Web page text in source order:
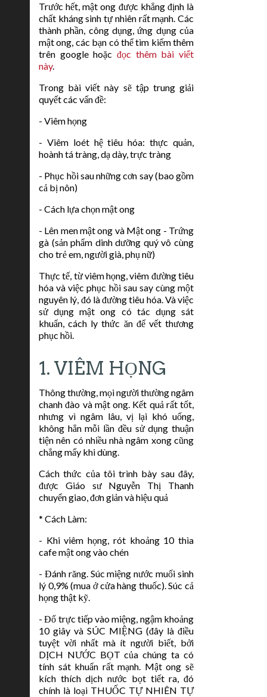
Trước hết, mật ong được khẳng định là
chất kháng sinh tự nhiên rất mạnh. Các
thành phần, công dụng, ứng dụng của
mật ong, các bạn có thể tìm kiếm thêm
trên google hoặc đọc thêm bài viết
này.
Trong bài viết này sẽ tập trung giải
quyết các vấn đề:
- Viêm họng
- Viêm loét hệ tiêu hóa: thực quản,
hoành tá tràng, dạ dày, trực tràng
- Phục hồi sau những cơn say (bao gồm
cả bị nôn)
- Cách lựa chọn mật ong
- Lên men mật ong và Mật ong - Trứng
gà (sản phẩm dinh dưỡng quý vô cùng
cho trẻ em, người già, phụ nữ)
Thực tế, từ viêm họng, viêm đường tiêu
hóa và việc phục hồi sau say cùng một
nguyên lý, đó là đường tiêu hóa. Và việc
sử dụng mật ong có tác dụng sát
khuẩn, cách ly thức ăn để vết thương
phục hồi.
1. VIÊM HỌNG
Thông thường, mọi người thường ngâm
chanh đào và mật ong. Kết quả rất tốt,
nhưng vì ngâm lâu, vị lại khó uống,
không hẳn mỗi lần đều sử dụng thuận
tiện nên có nhiều nhà ngâm xong cũng
chẳng mấy khi dùng.
Cách thức của tôi trình bày sau đây,
được Giáo sư Nguyễn Thị Thanh
chuyển giao, đơn giản và hiệu quả
* Cách Làm:
- Khi viêm họng, rót khoảng 10 thìa
cafe mật ong vào chén
- Đánh răng. Súc miệng nước muối sinh
lý 0,9% (mua ở cửa hàng thuốc). Súc cả
họng thật kỹ.
- Đổ trực tiếp vào miệng, ngậm khoảng
10 giây và SÚC MIỆNG (đây là điều
tuyệt vời nhất mà ít người biết, bởi
DỊCH NƯỚC BỌT của chúng ta có
tính sát khuẩn rất mạnh. Mật ong sẽ
kích thích dịch nước bọt tiết ra, đó
chính là loại THUỐC TỰ NHIÊN TỰ